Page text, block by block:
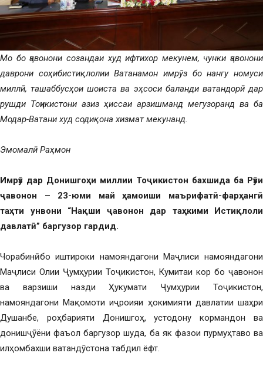
Мо бо ҷавонони созандаи худ ифтихор мекунем, чунки ҷавонони
даврони соҳибистиқлолии Ватанамон имрӯз бо нангу номуси
миллӣ, ташаббусҳои шоиста ва эҳсоси баланди ватандорӣ дар
рушди Тоҷикистони азиз ҳиссаи арзишманд мегузоранд ва ба
Модар-Ватани худ содиқона хизмат мекунанд.
Эмомалӣ Раҳмон
Имрӯз дар Донишгоҳи миллии Тоҷикистон бахшида ба Рӯзи
ҷавонон – 23-юми май ҳамоиши маърифатӣ-фарҳангӣ
таҳти унвони “Нақши ҷавонон дар таҳкими Истиқлоли
давлатӣ” баргузор гардид.
Чорабинӣ бо иштироки намояндагони Маҷлиси намояндагони
Маҷлиси Олии Ҷумҳурии Тоҷикистон, Кумитаи кор бо ҷавонон
ва варзиши назди Ҳукумати Ҷумҳурии Тоҷикистон,
намояндагони Мақомоти иҷроияи ҳокимияти давлатии шаҳри
Душанбе, роҳбарияти Донишгоҳ, устодону кормандон ва
донишҷӯёни фаъол баргузор шуда, ба як фазои пурмуҳтаво ва
илҳомбахши ватандӯстона табдил ёфт.